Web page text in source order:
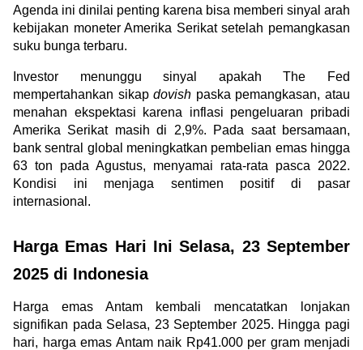
Agenda ini dinilai penting karena bisa memberi sinyal arah
kebijakan moneter Amerika Serikat setelah pemangkasan
suku bunga terbaru.
Investor menunggu sinyal apakah The Fed
mempertahankan sikap dovish paska pemangkasan, atau
menahan ekspektasi karena inflasi pengeluaran pribadi
Amerika Serikat masih di 2,9%. Pada saat bersamaan,
bank sentral global meningkatkan pembelian emas hingga
63 ton pada Agustus, menyamai rata-rata pasca 2022.
Kondisi ini menjaga sentimen positif di pasar
internasional.
Harga Emas Hari Ini Selasa, 23 September
2025 di Indonesia
Harga emas Antam kembali mencatatkan lonjakan
signifikan pada Selasa, 23 September 2025. Hingga pagi
hari, harga emas Antam naik Rp41.000 per gram menjadi